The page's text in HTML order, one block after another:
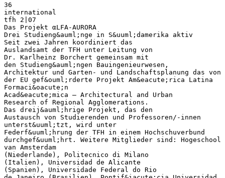
36
international
tfh 2|07
Das Projekt αLFA-AURORA
Drei Studieng&auml;nge in S&uuml;damerika aktiv
Seit zwei Jahren koordiniert das
Auslandsamt der TFH unter Leitung von
Dr. Karlheinz Borchert gemeinsam mit
den Studieng&auml;ngen Bauingenieurwesen,
Architektur und Garten- und Landschaftsplanung das von
der EU gef&ouml;rderte Projekt Am&eacute;rica Latina
Formaci&oacute;n
Acad&eacute;mica – Architectural and Urban
Research of Regional Agglomerations.
Das dreij&auml;hrige Projekt, das den
Austausch von Studierenden und Professoren/-innen
unterst&uuml;tzt, wird unter
Federf&uuml;hrung der TFH in einem Hochschuverbund
durchgef&uuml;hrt. Weitere Mitglieder sind: Hogeschool
van Amsterdam
(Niederlande), Politecnico di Milano
(Italien), Universidad de Alicante
(Spanien), Universidade Federal do Rio